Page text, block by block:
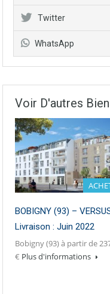
Twitter
WhatsApp
Voir D'autres
BOBIGNY (93) –
Livraison : Juin 2022
Bobigny (93) à partir de
€ Plus d'informations